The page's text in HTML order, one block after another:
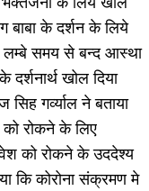
बाबा के दर्शन के लिये
लम्बे समय से बन्द आस्था
दर्शनार्थ खोल दिया
सिह गर्व्याल ने बताया
रोकने के लिए
को रोकने के उददेश्य
कि कोरोना संक्रमण मे